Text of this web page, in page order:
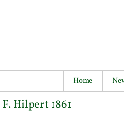
Home
F. Hilpert 1861